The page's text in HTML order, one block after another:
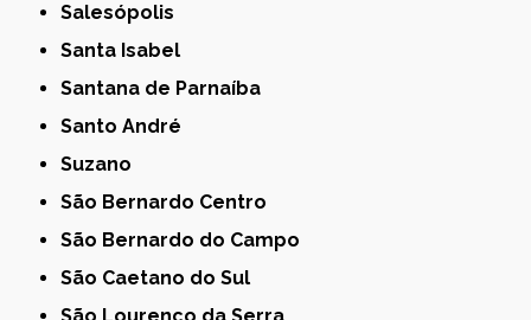
Salesópolis
Santa Isabel
Santana de Parnaíba
Santo André
Suzano
São Bernardo Centro
São Bernardo do Campo
São Caetano do Sul